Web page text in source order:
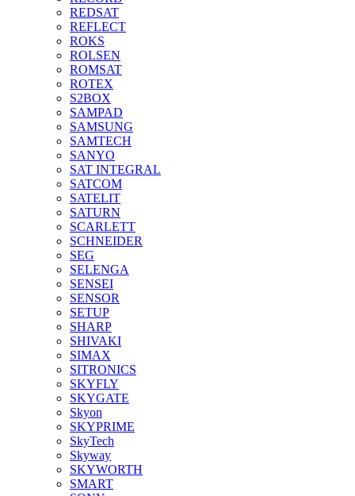
REDSAT
REFLECT
ROKS
ROLSEN
ROMSAT
ROTEX
S2BOX
SAMPAD
SAMSUNG
SAMTECH
SANYO
SAT INTEGRAL
SATCOM
SATELIT
SATURN
SCARLETT
SCHNEIDER
SEG
SELENGA
SENSEI
SENSOR
SETUP
SHARP
SHIVAKI
SIMAX
SITRONICS
SKYFLY
SKYGATE
Skyon
SKYPRIME
SkyTech
Skyway
SKYWORTH
SMART